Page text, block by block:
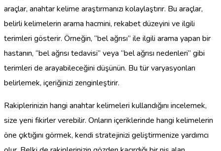
araçlar, anahtar kelime araştırmanızı kolaylaştırır. Bu araçlar,
belirli kelimelerin arama hacmini, rekabet düzeyini ve ilgili
terimleri gösterir. Örneğin, “bel ağrısı” ile ilgili arama yapan bir
hastanın, “bel ağrısı tedavisi” veya “bel ağrısı nedenleri” gibi
terimleri de arayabileceğini düşünün. Bu tür varyasyonları
belirlemek, içeriğinizi zenginleştirir.
Rakiplerinizin hangi anahtar kelimeleri kullandığını incelemek,
size yeni fikirler verebilir. Onların içeriklerinde hangi kelimelerin
öne çıktığını görmek, kendi stratejinizi geliştirmenize yardımcı